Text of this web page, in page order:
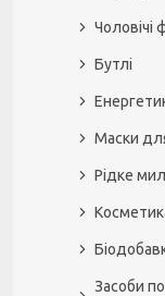
Чоловічі
Бутлі
Маски
Рідке
Засоби